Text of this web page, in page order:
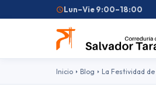
Lun–Vie 9:00–18:00
Inicio Blog La Festividad